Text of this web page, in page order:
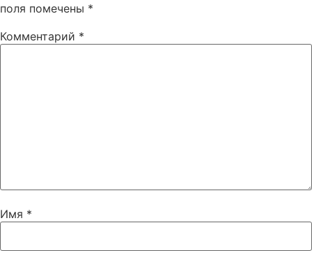
поля помечены *
Комментарий *
Имя *